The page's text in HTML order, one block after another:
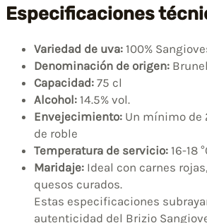
Especificaciones
Variedad de uva: 100%
Denominación de origen:
Capacidad: 75 cl
Alcohol: 14.5% vol.
Envejecimiento: Un mínimo de
de roble
Temperatura de servicio: 16-18
Maridaje: Ideal con carnes
quesos curados.
Estas especificaciones
autenticidad del Brizio